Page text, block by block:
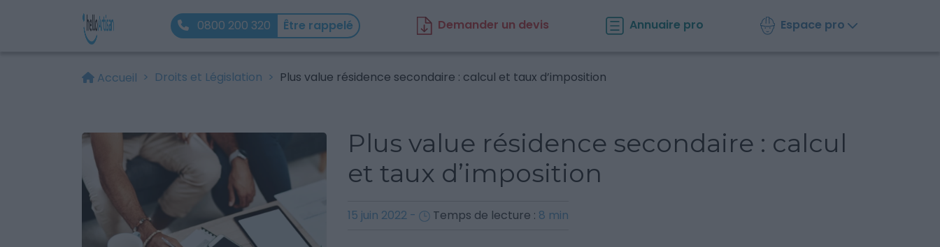
0800 200 320 Être rappelé Demander un devis Annuaire pro Espace pro
Accueil Droits et Législation Plus value résidence secondaire : calcul et taux d’imposition
Plus value résidence secondaire : calcul
et taux d’imposition
15 juin 2022 - Temps de lecture : 8 min